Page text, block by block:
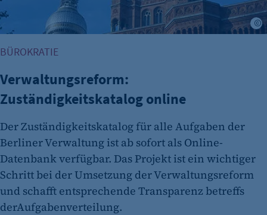
BÜROKRATIE
Verwaltungsreform:
Zuständigkeitskatalog online
Der Zuständigkeitskatalog für alle Aufgaben der
Berliner Verwaltung ist ab sofort als Online-
Datenbank verfügbar. Das Projekt ist ein wichtiger
Schritt bei der Umsetzung der Verwaltungsreform
und schafft entsprechende Transparenz betreffs
derAufgabenverteilung.